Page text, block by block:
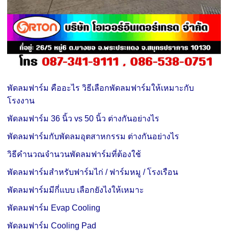
พัดลมฟาร์ม คืออะไร วิธีเลือกพัดลมฟาร์มให้เหมาะกับ
โรงงาน
พัดลมฟาร์ม 36 นิ้ว vs 50 นิ้ว ต่างกันอย่างไร
พัดลมฟาร์มกับพัดลมอุตสาหกรรม ต่างกันอย่างไร
วิธีคำนวณจำนวนพัดลมฟาร์มที่ต้องใช้
พัดลมฟาร์มสำหรับฟาร์มไก่ / ฟาร์มหมู / โรงเรือน
พัดลมฟาร์มมีกี่แบบ เลือกยังไงให้เหมาะ
พัดลมฟาร์ม Evap Cooling
พัดลมฟาร์ม Cooling Pad